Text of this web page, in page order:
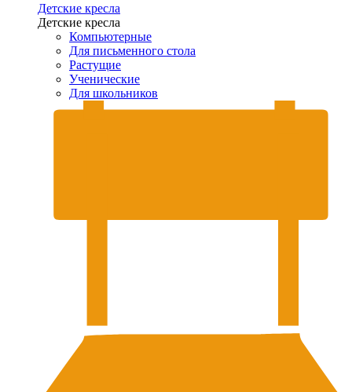
Детские кресла
Детские кресла
Компьютерные
Для письменного стола
Растущие
Ученические
Для школьников